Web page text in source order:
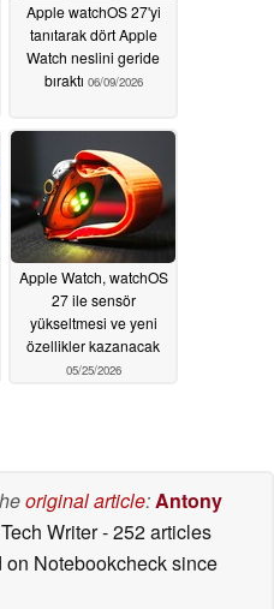
Apple watchOS 27'yi
tanıtarak dört Apple
Watch neslini geride
bıraktı 06/09/2026
Apple Watch, watchOS
27 ile sensör
yükseltmesi ve yeni
özellikler kazanacak
05/25/2026
original article:Antony
Writer- 252 articles
on Notebookchecksince